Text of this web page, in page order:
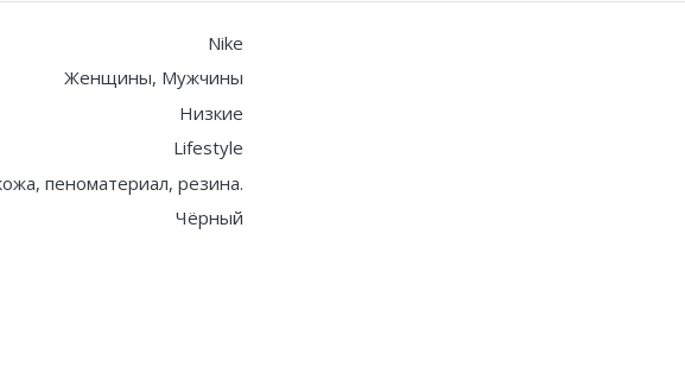
Nike
Женщины, Мужчины
Низкие
Lifestyle
пеноматериал, резина.
Чёрный